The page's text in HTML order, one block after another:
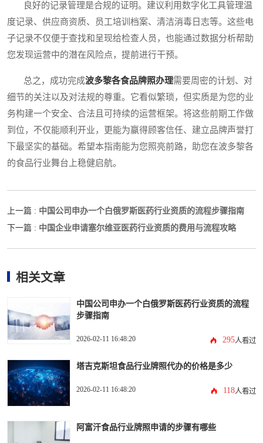
良好的记录管理是合规的证明。建议利用数字化工具管理温
度记录、供应商资质、员工培训档案、清洁消毒日志等。这些电
子记录不仅便于查找和呈现给检查人员，也能通过数据分析帮助
您发现运营中的潜在风险点，提前进行干预。
总之，成功完成波多黎各食品牌照办理需要周密的计划、对
细节的关注以及对法规的尊重。它看似繁琐，但实质是为您的业
务构建一个安全、合法且可持续的运营框架。将这些前期工作做
到位，不仅能顺利开业，更能为赢得顾客信任、建立品牌声誉打
下最坚实的基础。希望本指南能为您照亮前路，助您在波多黎各
的食品行业舞台上稳健启航。
上一篇 : 中国公司申办一个白俄罗斯医药行业资质的流程步骤指南
下一篇 : 中国企业申请塞尔维亚医药行业资质的费用与流程攻略
相关文章
中国公司申办一个白俄罗斯医药行业资质的流程
步骤指南
2026-02-11 16:48:20 295人看过
塔吉克斯坦食品行业牌照代办的价格是多少
2026-02-11 16:48:20 118人看过
阿富汗食品行业牌照申请的步骤有哪些